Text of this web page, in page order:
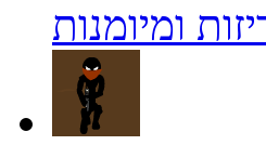
ומיומנות